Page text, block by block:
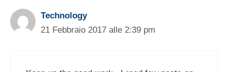
Technology
21 Febbraio 2017 alle 2:39 pm